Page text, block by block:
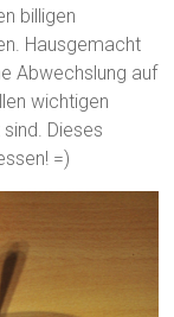
billigen
Hausgemacht
Abwechslung auf
wichtigen
Dieses
=)